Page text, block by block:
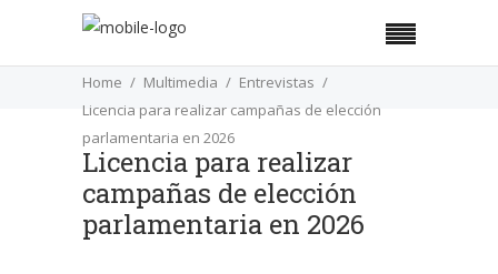
Home Multimedia
Entrevistas
Licencia para realizar campañas de elección
parlamentaria en 2026
Licencia para realizar
campañas de elección
parlamentaria en 2026